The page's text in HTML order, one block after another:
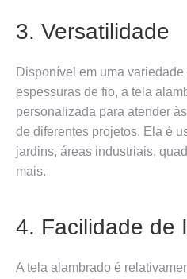
3. Versatilidade
Disponível em uma
espessuras de fio, a tela
personalizada para atender
de diferentes projetos. Ela é
jardins, áreas industriais,
mais.
4. Facilidade de
A tela alambrado é